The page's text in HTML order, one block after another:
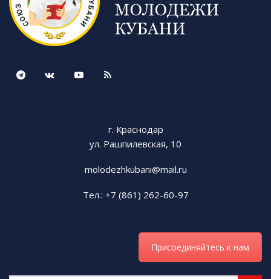
г. Краснодар
ул. Рашпилевская, 10
molodezhkubani@mail.ru
Тел.: +7 (861) 262-60-97
Присоединяйтесь к нам